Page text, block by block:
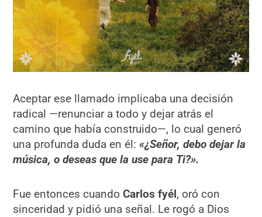
Aceptar ese llamado implicaba una decisión
radical —renunciar a todo y dejar atrás el
camino que había construido—, lo cual generó
una profunda duda en él:«¿Señor, debo dejar la
música, o deseas que la use para Ti?».
Fue entonces cuandoCarlos fyél, oró con
sinceridad y pidió una señal. Le rogó a Dios